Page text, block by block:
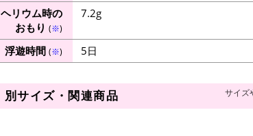
ヘリウム時の
おもり (※)
7.2g
浮遊時間 (※) 5日
別サイズ・関連商品 サイズ